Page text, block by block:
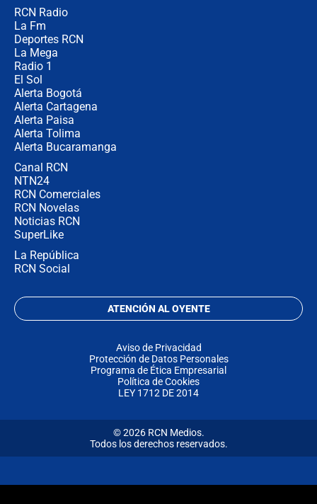
RCN Radio
La Fm
Deportes RCN
La Mega
Radio 1
El Sol
Alerta Bogotá
Alerta Cartagena
Alerta Paisa
Alerta Tolima
Alerta Bucaramanga
Canal RCN
NTN24
RCN Comerciales
RCN Novelas
Noticias RCN
SuperLike
La República
RCN Social
ATENCIÓN AL OYENTE
Aviso de Privacidad
Protección de Datos Personales
Programa de Ética Empresarial
Política de Cookies
LEY 1712 DE 2014
© 2026 RCN Medios.
Todos los derechos reservados.